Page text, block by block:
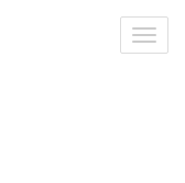
Skru
på